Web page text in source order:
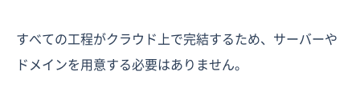
すべての工程がクラウド上で完結するため、サーバーや
ドメインを用意する必要はありません。